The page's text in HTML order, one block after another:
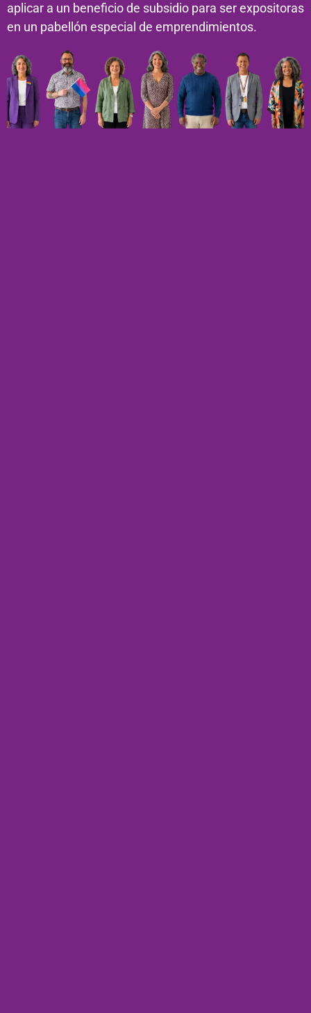
aplicar a un beneficio de subsidio para ser expositoras
en un pabellón especial de emprendimientos.